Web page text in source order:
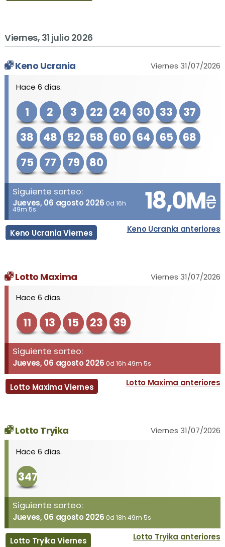
Viernes, 31 julio 2026
Keno Ucrania
Viernes 31/07/2026
Hace 6 días.
1 2 3 22 24 30 33
37
38
48 52 58 60 64 65
68
75
77 79 80
Siguiente sorteo:
Jueves, 06 agosto 2026 0d 16h
49m 5s 18,0M₴
Keno Ucrania Viernes Keno Ucrania anteriores
Lotto Maxima
Viernes 31/07/2026
Hace 6 días.
11 13 15 23 39
Siguiente sorteo:
Jueves, 06 agosto 2026 0d 16h 49m 5s
Lotto Maxima Viernes Lotto Maxima anteriores
Lotto Tryika
Viernes 31/07/2026
Hace 6 días.
347
Siguiente sorteo:
Jueves, 06 agosto 2026 0d 18h 49m 5s
Lotto Tryika Viernes Lotto Tryika anteriores